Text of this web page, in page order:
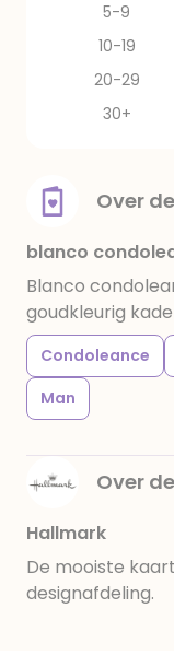
5-9
10-19
20-29
30+
Over
blanco
Blanco
goudkleurig
Condoleance
Man
Over
Hallmark
De mooiste
designafdeling.